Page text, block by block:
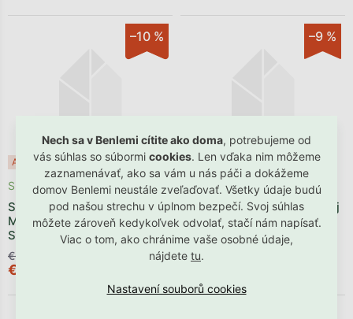
Nech sa v Benlemi cítite ako doma, potrebujeme od
vás súhlas so súbormi cookies. Len vďaka nim môžeme
zaznamenávať, ako sa vám u nás páči a dokážeme
domov Benlemi neustále zveľaďovať. Všetky údaje budú
pod našou strechu v úplnom bezpečí. Svoj súhlas
môžete zároveň kedykoľvek odvolať, stačí nám napísať.
Viac o tom, ako chránime vaše osobné údaje,
nájdete tu.
–10 %
Akcia Posledné kusy ⏳
Samolepky na stenu s
Marvel motívom MALÝ
SPIDERMAN
Skladom
€61,91
€55,72
–9 %
Akcia Posledné kusy ⏳
Samolepky do chlapčenskej
izby AUTA
Skladom
€32,90